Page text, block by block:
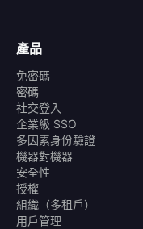
產品
免密碼
密碼
社交登入
企業級 SSO
多因素身份驗證
機器對機器
安全性
授權
組織（多租戶）
用戶管理